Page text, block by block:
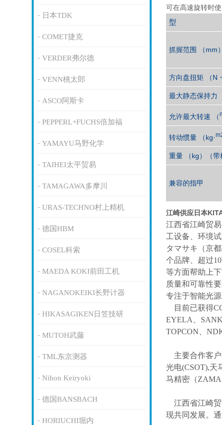
日本TDK
COMET捷克
VERDER弗尔德
VENN桃太郎
ASCO阿斯卡
PEPPERL+FUCHS倍加福
YAMAYU马野化学
TAIHEI太平贸易
TAMAGAWA多摩川
URAS-TECHNO村上精机
德国HBM
COSEL科索
MAEDA KOKI前田工机
NAGANOKEIKI长野计器
HIKASAGIKEN日笠技研
MUTOH武藤
TML东京测器
Nihon Keiryoki
德国BANSBACH
HORIUCHI堀内
可在高速旋转时
型
抓握范围 （mm
方向盘扭矩 （N
最大静态保持力
允许最大转速 （
转动惯量 （kg·
重量 （kg）（
兼容的指甲
江崎供应日本
江西省江崎贸
工设备、环境
タマサキ（京
个品牌、超过
等方面帮助上
质量和可靠性
专注于智能光
目前已获得
EYELA、
TOPCON、
主要合作客
光电(CSOT),天
马精密（
江西省江崎
现共同发展。